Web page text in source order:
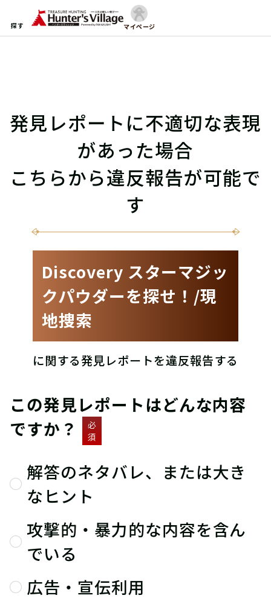
探す マイページ
発見レポートに不適切な表現
があった場合
こちらから違反報告が可能で
す
Discovery スターマジッ
クパウダーを探せ！/現
地捜索
に関する発見レポートを違反報告する
この発見レポートはどんな内容
ですか？
必
須
解答のネタバレ、または大き
なヒント
攻撃的・暴力的な内容を含ん
でいる
広告・宣伝利用